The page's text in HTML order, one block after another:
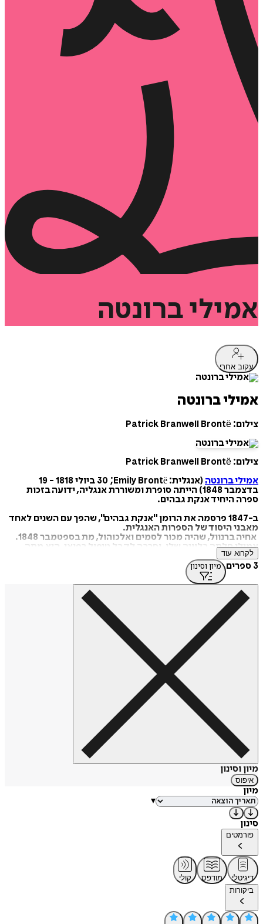
אמילי ברונטה
עקוב אחרי
אמילי ברונטה
צילום: Patrick Branwell Brontë
צילום: Patrick Branwell Brontë
אמילי ברונטה
(אנגלית: Emily Brontë‏; 30 ביולי 1818 - 19
בדצמבר 1848) הייתה סופרת ומשוררת אנגליה, ידועה בזכות
ספרה היחיד אנקת גבהים.
ב-1847 פרסמה את הרומן "אנקת גבהים", שהפך עם השנים לאחד
מאבני היסוד של הספרות האנגלית.
אחיה ברנוול, שהיה מכור לסמים ואלכוהול, מת בספטמבר 1848.
אמילי חלתה בלוויה שלו, וסרבה לקבל טיפול רפואי. היא מתה
משחפת ב-19 בדצמבר 1848, ונקברה בחצר בית הכומר בהווארת
לקרוא עוד
3 ספרים מיון וסינון
מיון וסינון
איפוס
מיון
▾
סינון
פורמטים
דיגיטלי מודפס
קולי
ביקורות